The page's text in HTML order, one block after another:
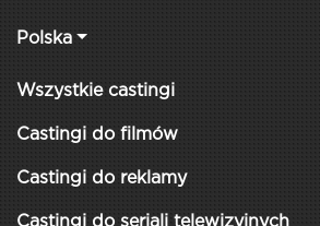
Polska
Wszystkie castingi
Castingi do filmów
Castingi do reklamy
Castingi do seriali telewizyjnych